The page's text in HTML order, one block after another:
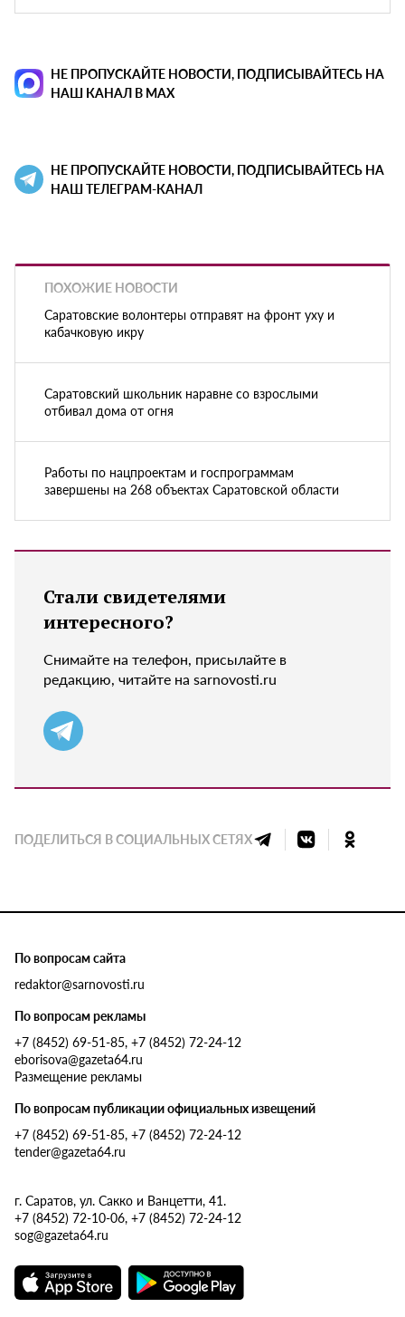
НЕ ПРОПУСКАЙТЕ НОВОСТИ, ПОДПИСЫВАЙТЕСЬ НА
НАШ КАНАЛ В MAX
НЕ ПРОПУСКАЙТЕ НОВОСТИ, ПОДПИСЫВАЙТЕСЬ НА
НАШ ТЕЛЕГРАМ-КАНАЛ
ПОХОЖИЕ НОВОСТИ
Саратовские волонтеры отправят на фронт уху и
кабачковую икру
Саратовский школьник наравне со взрослыми
отбивал дома от огня
Работы по нацпроектам и госпрограммам
завершены на 268 объектах Саратовской области
Стали свидетелями
интересного?
Снимайте на телефон, присылайте в
редакцию, читайте на sarnovosti.ru
ПОДЕЛИТЬСЯ В СОЦИАЛЬНЫХ СЕТЯХ
По вопросам сайта
redaktor@sarnovosti.ru
По вопросам рекламы
+7 (8452) 69-51-85, +7 (8452) 72-24-12
eborisova@gazeta64.ru
Размещение рекламы
По вопросам публикации официальных извещений
+7 (8452) 69-51-85, +7 (8452) 72-24-12
tender@gazeta64.ru
г. Саратов, ул. Сакко и Ванцетти, 41.
+7 (8452) 72-10-06, +7 (8452) 72-24-12
sog@gazeta64.ru